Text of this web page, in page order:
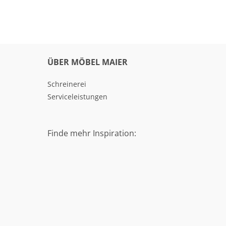
ÜBER MÖBEL MAIER
Schreinerei
Serviceleistungen
Finde mehr Inspiration: